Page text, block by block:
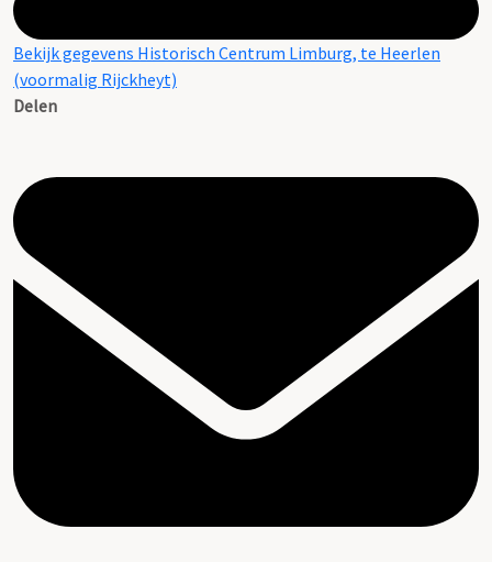
Bekijk gegevens Historisch Centrum Limburg, te Heerlen
(voormalig Rijckheyt)
Delen